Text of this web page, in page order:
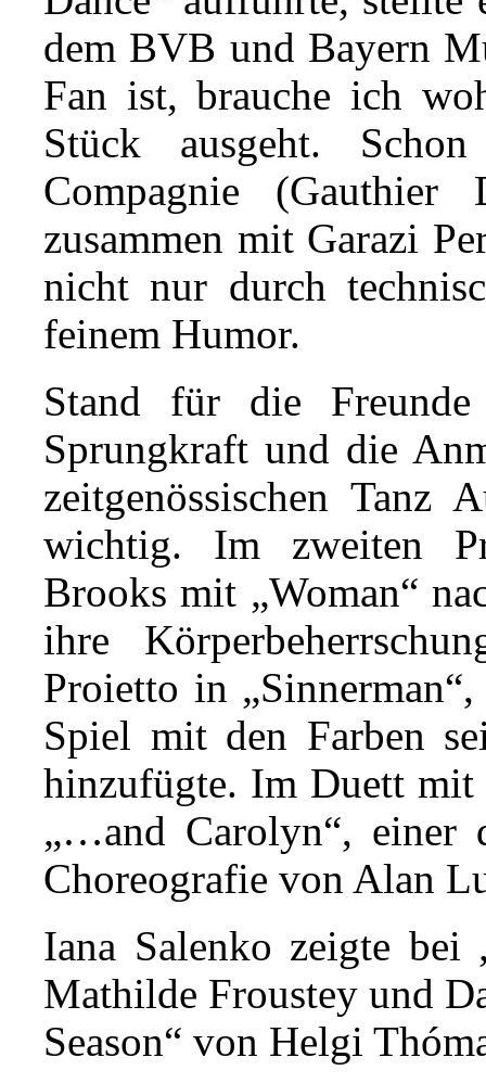
dem BVB und Bayern
Fan ist, brauche ich
Stück ausgeht.
Compagnie
zusammen mit Garazi
nicht nur durch
feinem Humor.
Stand für die
Sprungkraft und die
zeitgenössischen Tanz
wichtig. Im zweiten
Brooks mit „Woman“
ihre
Proietto in
Spiel mit den Farben
hinzufügte. Im Duett
„…and Carolyn“, einer
Choreografie von Alan
Iana Salenko zeigte
Mathilde Froustey und
Season“ von Helgi